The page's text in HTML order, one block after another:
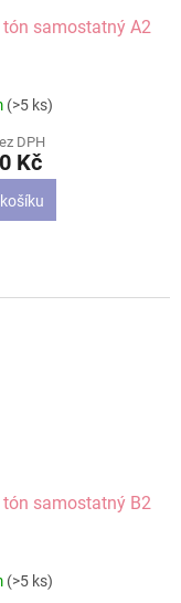
samostatný A2
(>5 ks)
DPH
Kč
samostatný B2
(>5 ks)